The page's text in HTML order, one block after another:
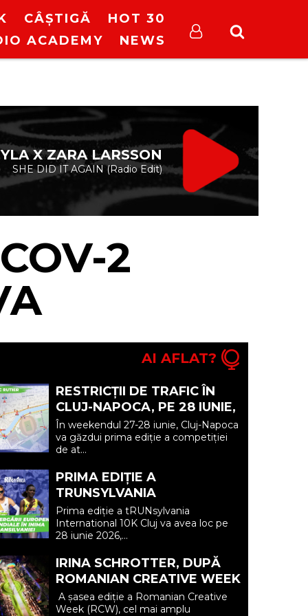
CÂȘTIGĂ
HOT 30
ACADEMY NEWS
X ZARA LARSSON
SHE DID IT AGAIN (Radio Edit)
2
AI AFLAT?
RESTRICȚII DE TRAFIC ÎN
CLUJ-NAPOCA, PE 28 IUNIE,
PE DURATA COMPETIȚIEI DE
ATLETISM CLUJ RUNNING
FES...
În weekendul 27-28 iunie, Cluj-Napoca
va găzdui prima ediție a competiției
de at...
PRIMA EDIȚIE A
TRUNSYLVANIA
INTERNATIONAL 10K CLUJ
ADUCE ELITA ALERGĂRII
EUROPENE ȘI MONDIALE ÎN
INI...
Prima ediție a tRUNsylvania
International 10K Cluj va avea loc pe
28 iunie 2026,...
IRINA SCHROTTER, DUPĂ
ROMANIAN CREATIVE WEEK
2026: „IAȘUL NE-A
REAMINTIT ȘI LA ACEASTĂ
A șasea ediție a Romanian Creative
Week (RCW), cel mai amplu